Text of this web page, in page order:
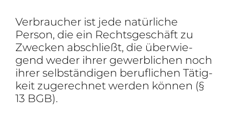
Verbrau­cher ist jede natür­liche
Person, die ein Rechts­ge­schäft zu
Zwecken abschließt, die über­wie­
gend weder ihrer gewerb­li­chen noch
ihrer selb­stän­digen beruf­li­chen Tätig­
keit zuge­rechnet werden können (§
13 BGB).